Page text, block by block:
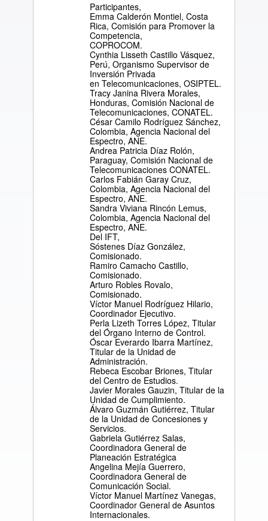
Participantes,
Emma Calderón Montiel, Costa
Rica, Comisión para Promover la
Competencia,
COPROCOM.
Cynthia Lisseth Castillo Vásquez,
Perú, Organismo Supervisor de
Inversión Privada
en Telecomunicaciones, OSIPTEL.
Tracy Janina Rivera Morales,
Honduras, Comisión Nacional de
Telecomunicaciones, CONATEL.
César Camilo Rodríguez Sánchez,
Colombia, Agencia Nacional del
Espectro, ANE.
Andrea Patricia Díaz Rolón,
Paraguay, Comisión Nacional de
Telecomunicaciones CONATEL.
Carlos Fabián Garay Cruz,
Colombia, Agencia Nacional del
Espectro, ANE.
Sandra Viviana Rincón Lemus,
Colombia, Agencia Nacional del
Espectro, ANE.
Del IFT,
Sóstenes Díaz González,
Comisionado.
Ramiro Camacho Castillo,
Comisionado.
Arturo Robles Rovalo,
Comisionado.
Víctor Manuel Rodríguez Hilario,
Coordinador Ejecutivo.
Perla Lizeth Torres López, Titular
del Órgano Interno de Control.
Óscar Everardo Ibarra Martínez,
Titular de la Unidad de
Administración.
Rebeca Escobar Briones, Titular
del Centro de Estudios.
Javier Morales Gauzin, Titular de la
Unidad de Cumplimiento.
Álvaro Guzmán Gutiérrez, Titular
de la Unidad de Concesiones y
Servicios.
Gabriela Gutiérrez Salas,
Coordinadora General de
Planeación Estratégica
Angelina Mejía Guerrero,
Coordinadora General de
Comunicación Social.
Víctor Manuel Martínez Vanegas,
Coordinador General de Asuntos
Internacionales.